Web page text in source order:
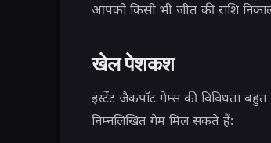
आपको किसी भी जीत की राशि
खेल पेशकश
इंस्टेंट जैकपॉट गेम्स की विविधता
निम्नलिखित गेम मिल सकते हैं: